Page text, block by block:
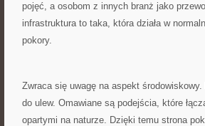
pojęć, a osobom z innych branż jako
infrastruktura to taka, która działa w
pokory.
Zwraca się uwagę na aspekt
do ulew. Omawiane są podejścia, które
opartymi na naturze. Dzięki temu strona